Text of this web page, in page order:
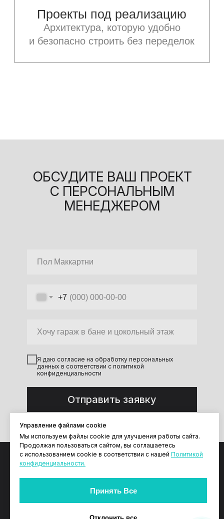
Управление файлами cookie
Мы используем файлы cookie для улучшения работы сайта.
Продолжая пользоваться сайтом, вы соглашаетесь
с использованием cookie в соответствии с нашей Политикой
конфиденциальности.
Принять Все
ОБСУДИТЕ ВАШ ПРОЕКТ
С ПЕРСОНАЛЬНЫМ
МЕНЕДЖЕРОМ
+7
Я даю согласие на обработку персональных
данных в соответствии с политикой
конфиденциальности
Отправить заявку
Информация на сайте не является публичной
офертой в соотвествии со ст. 437 ГК РФ и